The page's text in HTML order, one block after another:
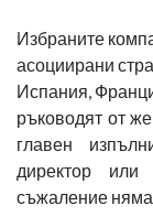
Избраните
асоциирани
Испания,
ръководят от
главен
директор или
съжаление няма